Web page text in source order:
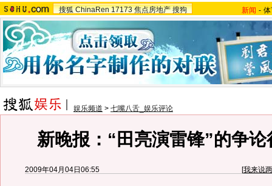
搜狐 ChinaRen 17173 焦点房地产 搜狗 新闻 -
娱乐频道 > 七嘴八舌_娱乐评论
新晚报：“田亮演雷锋”的争论
2009年04月04日06:55 [我来说